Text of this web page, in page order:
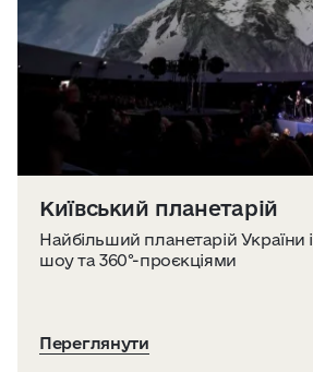
Київський планетарій
Найбільший планетарій України
шоу та 360°-проєкціями
Переглянути